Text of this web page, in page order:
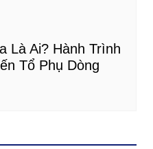
Là Ai? Hành Trình
Tổ Phụ Dòng